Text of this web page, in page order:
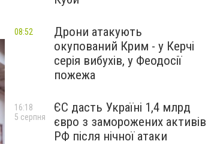
Дрони атакують
окупований Крим - у Керчі
серія вибухів, у Феодосії
пожежа
08:52
ЄС дасть Україні 1,4 млрд
євро з заморожених активів
РФ після нічної атаки
16:18
5 серпня